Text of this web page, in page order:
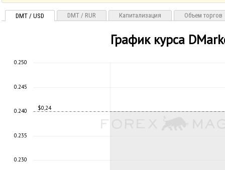
DMT / USD DMT / RUR Капитализация Объем торгов
График курса
$0,24
0.230
0.235
0.240
0.245
0.250